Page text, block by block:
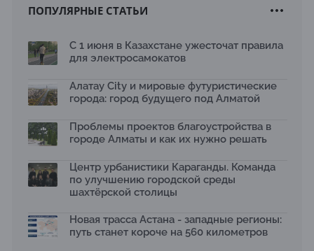
Новый Строительный кодекс: что изменилось для
17.07.2026
рободоставки в Астане
15.07.2026
2026 принимает заявки до 31 июля
13.07.2026
темой новой выставки в «Целинном»
13.07.2026
Қазақстан»: воспитанники подарили вторую жизнь
отходам
08.07.2026
ПОПУЛЯРНЫЕ СТАТЬИ
С 1 июня в Казахстане ужесточат правила
для электросамокатов
Алатау City и мировые футуристические
города: город будущего под Алматой
Проблемы проектов благоустройства в
городе Алматы и как их нужно решать
Центр урбанистики Караганды. Команда
по улучшению городской среды
шахтёрской столицы
Новая трасса Астана - западные регионы:
путь станет короче на 560 километров